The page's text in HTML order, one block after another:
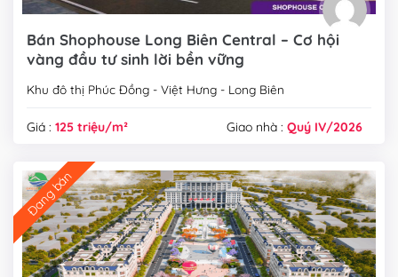
Bán Shophouse Long Biên Central – Cơ hội
vàng đầu tư sinh lời bền vững
Khu đô thị Phúc Đồng - Việt Hưng - Long Biên
Giá : 125 triệu/m² Giao nhà :Quý IV/2026
Đang bán